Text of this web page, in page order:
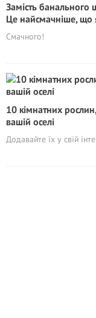
Замість банального
Це найсмачніше, що
Смачного!
10 кімнатних
вашій оселі
Додавайте їх у свій